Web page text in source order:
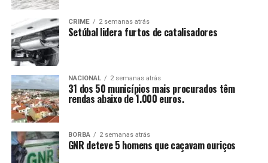
CRIME 2 semanas atrás
Setúbal lidera furtos de catalisadores
NACIONAL 2 semanas atrás
31 dos 50 municípios mais procurados têm
rendas abaixo de 1.000 euros.
BORBA 2 semanas atrás
GNR deteve 5 homens que caçavam ouriços